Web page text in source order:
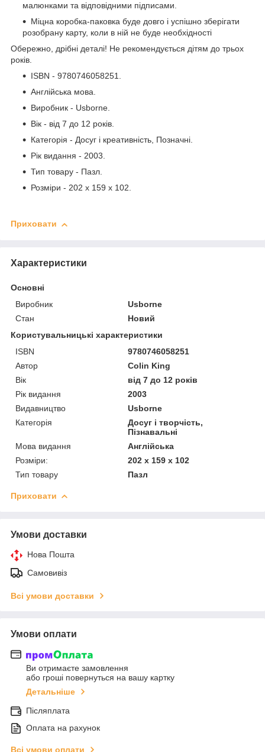
малюнками та відповідними підписами.
Міцна коробка-паковка буде довго і успішно зберігати
розобрану карту, коли в ній не буде необхідності
Обережно, дрібні деталі! Не рекомендується дітям до трьох
років.
ISBN - 9780746058251.
Англійська мова.
Виробник - Usborne.
Вік - від 7 до 12 років.
Категорія - Досуг і креативність, Позначні.
Рік видання - 2003.
Тип товару - Пазл.
Розміри - 202 x 159 x 102.
Приховати
Характеристики
Основні
Виробник
Usborne
Стан
Новий
Користувальницькі характеристики
ISBN
9780746058251
Автор
Colin King
Вік
від 7 до 12 років
Рік видання
2003
Видавництво
Usborne
Категорія
Досуг і творчість,
Пізнавальні
Мова видання
Англійська
Розміри:
202 x 159 x 102
Тип товару
Пазл
Приховати
Умови доставки
Нова Пошта
Самовивіз
Всі умови доставки
Умови оплати
Ви отримаєте замовлення
або гроші повернуться на вашу картку
Детальніше
Післяплата
Оплата на рахунок
Всі умови оплати